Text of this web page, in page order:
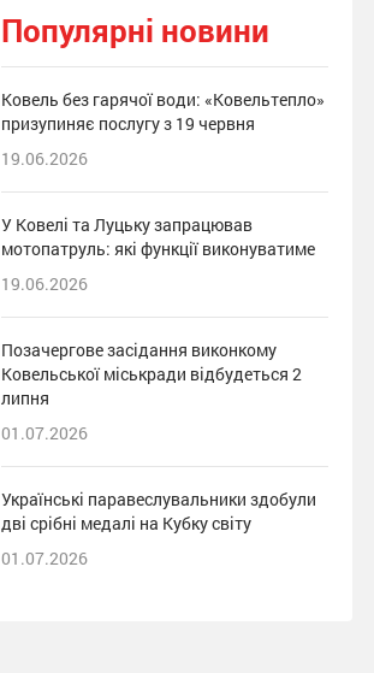
Популярні новини
Ковель без гарячої води: «Ковельтепло»
призупиняє послугу з 19 червня
19.06.2026
У Ковелі та Луцьку запрацював
мотопатруль: які функції виконуватиме
19.06.2026
Позачергове засідання виконкому
Ковельської міськради відбудеться 2
липня
01.07.2026
Українські паравеслувальники здобули
дві срібні медалі на Кубку світу
01.07.2026